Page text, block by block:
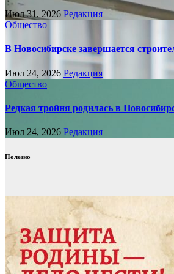
Июл 31, 2026 Редакция
Общество
В Новосибирске завершается
Июл 24, 2026 Редакция
Общество
Редкая тройня родилась в
Июл 24, 2026 Редакция
Полезно